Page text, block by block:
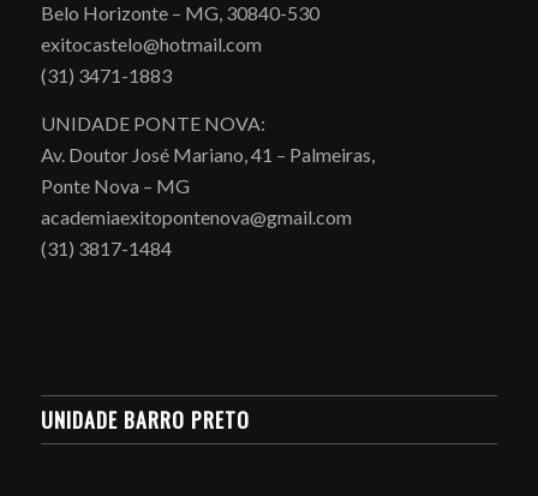
Belo Horizonte – MG, 30840-530
exitocastelo@hotmail.com
(31) 3471-1883
UNIDADE PONTE NOVA:
Av. Doutor José Mariano, 41 – Palmeiras,
Ponte Nova – MG
academiaexitopontenova@gmail.com
(31) 3817-1484
UNIDADE BARRO PRETO